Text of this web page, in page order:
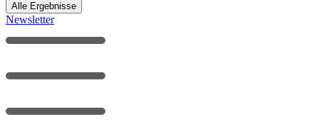
Alle Ergebnisse
Newsletter